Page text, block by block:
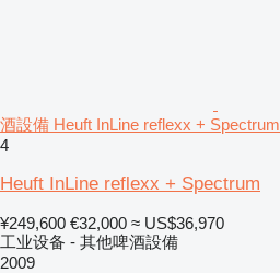
酒設備 Heuft InLine reflexx + Spectrum
4
Heuft InLine reflexx + Spectrum
¥249,600 €32,000 ≈ US$36,970
工业设备 - 其他啤酒設備
2009